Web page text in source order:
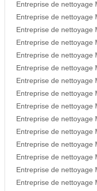
Entreprise de nettoyage
Entreprise de nettoyage
Entreprise de nettoyage
Entreprise de nettoyage
Entreprise de nettoyage
Entreprise de nettoyage
Entreprise de nettoyage
Entreprise de nettoyage
Entreprise de nettoyage
Entreprise de nettoyage
Entreprise de nettoyage
Entreprise de nettoyage
Entreprise de nettoyage
Entreprise de nettoyage
Entreprise de nettoyage